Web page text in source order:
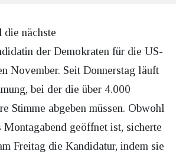
nächste
der Demokraten für die US-
November. Seit Donnerstag läuft
bei der die über 4.000
Stimme abgeben müssen. Obwohl
geöffnet ist, sicherte
Freitag die Kandidatur, indem sie